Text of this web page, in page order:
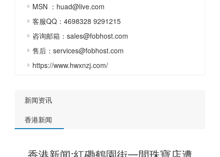
MSN ：huad@live.com
客服QQ：4698328 9291215
咨询邮箱：sales@fobhost.com
售后：services@fobhost.com
https://www.hwxnzj.com/
新闻资讯
香港新闻